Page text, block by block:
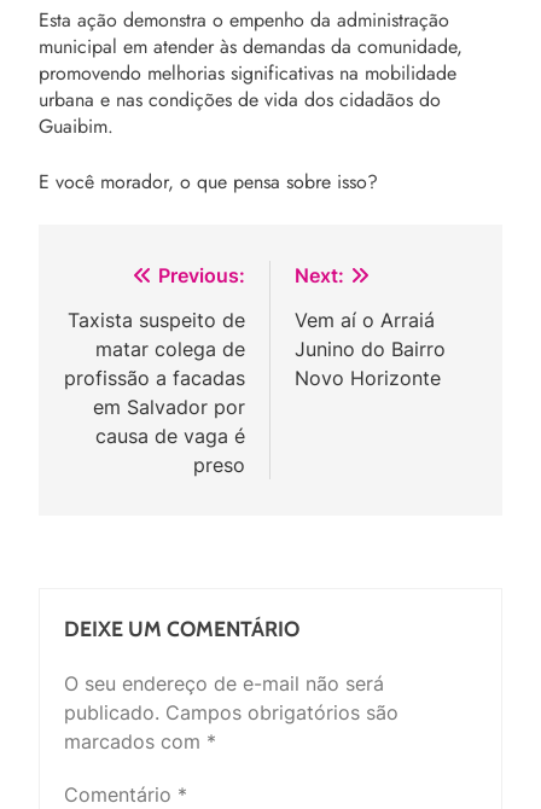
Esta ação demonstra o empenho da administração
municipal em atender às demandas da comunidade,
promovendo melhorias significativas na mobilidade
urbana e nas condições de vida dos cidadãos do
Guaibim.
E você morador, o que pensa sobre isso?
Navegação
de
Post
Previous:
Taxista suspeito de
matar colega de
profissão a facadas
em Salvador por
causa de vaga é
preso
Next:
Vem aí o Arraiá
Junino do Bairro
Novo Horizonte
DEIXE UM COMENTÁRIO
O seu endereço de e-mail não será
publicado. Campos obrigatórios são
marcados com *
Comentário *